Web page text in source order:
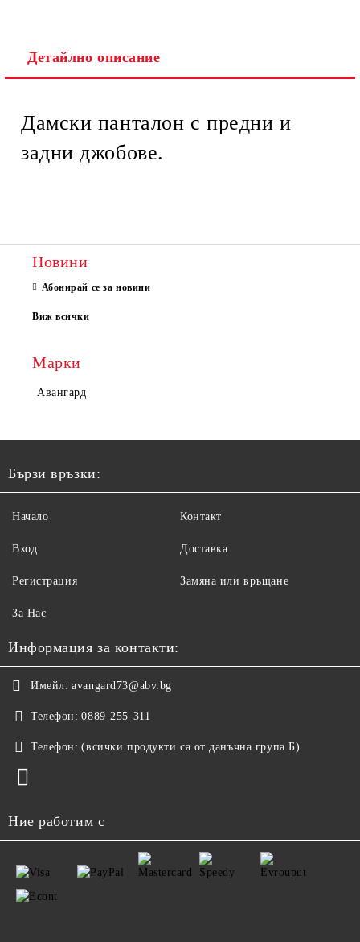
Детайлно описание
Дамски панталон с предни и
задни джобове.
Новини
Абонирай се за новини
Виж всички
Марки
Авангард
Бързи връзки:
Начало
Вход
Регистрация
За Нас
Контакт
Доставка
Замяна или връщане
Информация за контакти:
Имейл: avangard73@abv.bg
Телефон: 0889-255-311
Телефон: (всички продукти са от данъчна група Б)
Ние работим с